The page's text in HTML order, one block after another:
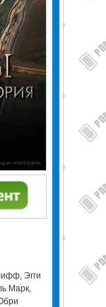
Эгги
Марк,